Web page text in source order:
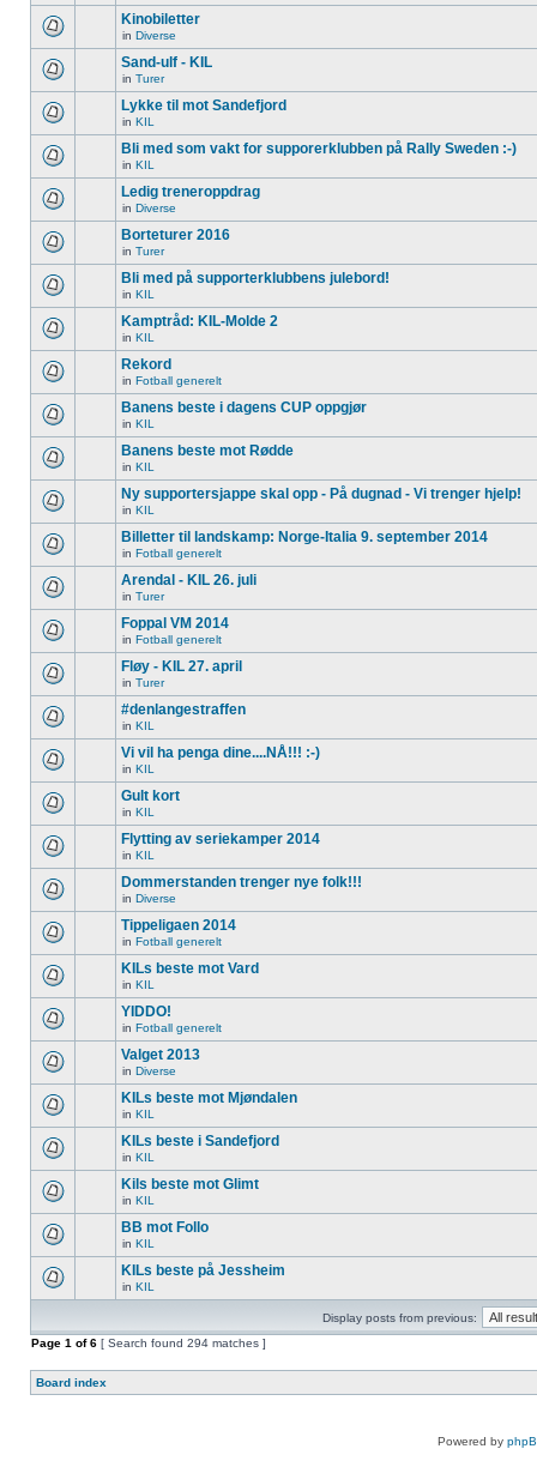
Kinobiletter
in Diverse
Sand-ulf - KIL
in Turer
Lykke til mot Sandefjord
in KIL
Bli med som vakt for supporerklubben på Rally Sweden :-)
in KIL
Ledig treneroppdrag
in Diverse
Borteturer 2016
in Turer
Bli med på supporterklubbens julebord!
in KIL
Kamptråd: KIL-Molde 2
in KIL
Rekord
in Fotball generelt
Banens beste i dagens CUP oppgjør
in KIL
Banens beste mot Rødde
in KIL
Ny supportersjappe skal opp - På dugnad - Vi trenger hjelp!
in KIL
Billetter til landskamp: Norge-Italia 9. september 2014
in Fotball generelt
Arendal - KIL 26. juli
in Turer
Foppal VM 2014
in Fotball generelt
Fløy - KIL 27. april
in Turer
#denlangestraffen
in KIL
Vi vil ha penga dine....NÅ!!! :-)
in KIL
Gult kort
in KIL
Flytting av seriekamper 2014
in KIL
Dommerstanden trenger nye folk!!!
in Diverse
Tippeligaen 2014
in Fotball generelt
KILs beste mot Vard
in KIL
YIDDO!
in Fotball generelt
Valget 2013
in Diverse
KILs beste mot Mjøndalen
in KIL
KILs beste i Sandefjord
in KIL
Kils beste mot Glimt
in KIL
BB mot Follo
in KIL
KILs beste på Jessheim
in KIL
Display posts from previous:
Page 1 of6 [ Search found 294 matches ]
Board index
Powered by